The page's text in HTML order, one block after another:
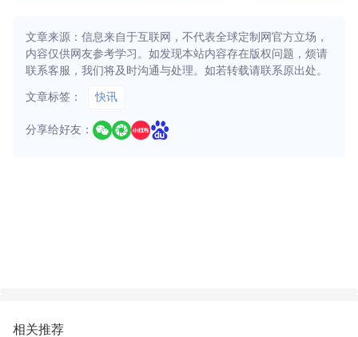
文章来源：信息来自于互联网，不代表全球定制网官方立场，
内容仅供网友参考学习。如发现本站内容存在版权问题，烦请
联系客服，我们将及时沟通与处理。如若转载请联系原出处。
文章标签： 快讯
分享给好友：
相关推荐